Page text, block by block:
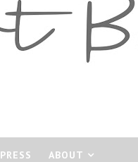
PRESS ABOUT